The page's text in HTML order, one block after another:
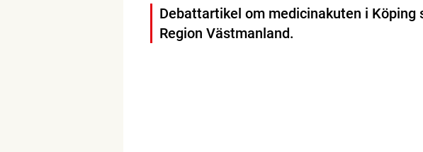
Debattartikel om medicinakuten i Köping
Region Västmanland.